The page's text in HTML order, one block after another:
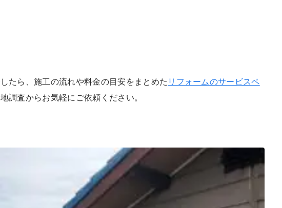
たら、施工の流れや料金の目安をまとめた リフォームのサービスペ
調査からお気軽にご依頼ください。